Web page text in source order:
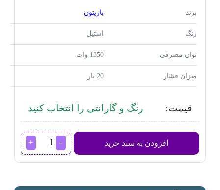
برند باریتون
رنگ استیل
توان مصرفی 1350 وات
میزان فشار
قیمت: رنگ و گارانتی را انتخاب کنید
افزودن به سبد خرید
اسپرسو
ساز
213502SX